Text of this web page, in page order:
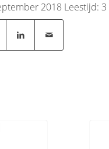
2018 Leestijd: 3